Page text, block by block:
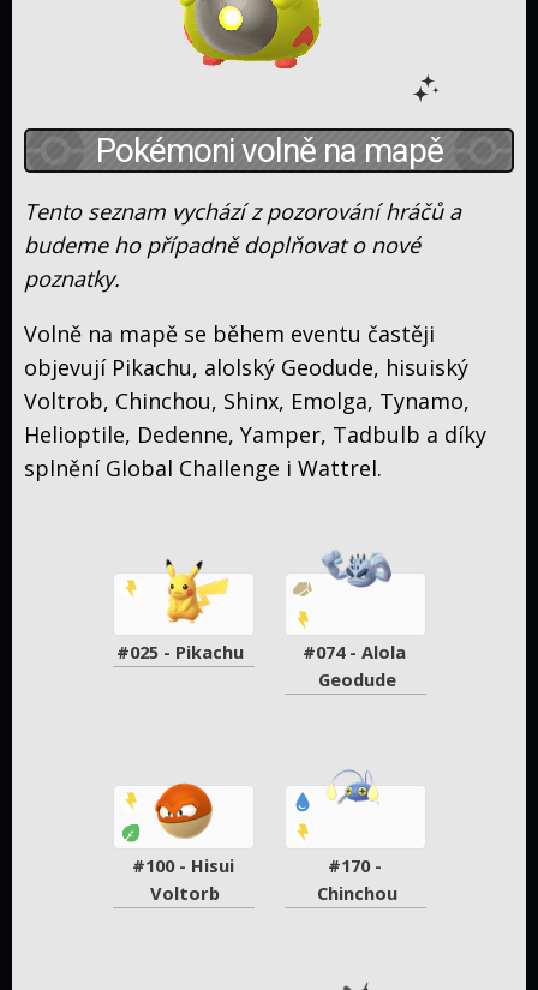
Pokémoni volně na mapě
Tento seznam vychází z pozorování hráčů a
budeme ho případně doplňovat o nové
poznatky.
Volně na mapě se během eventu častěji
objevují Pikachu, alolský Geodude, hisuiský
Voltrob, Chinchou, Shinx, Emolga, Tynamo,
Helioptile, Dedenne, Yamper, Tadbulb a díky
splnění Global Challenge i Wattrel.
#025 - Pikachu
#074 - Alola
Geodude
#100 - Hisui
Voltorb
#170 -
Chinchou